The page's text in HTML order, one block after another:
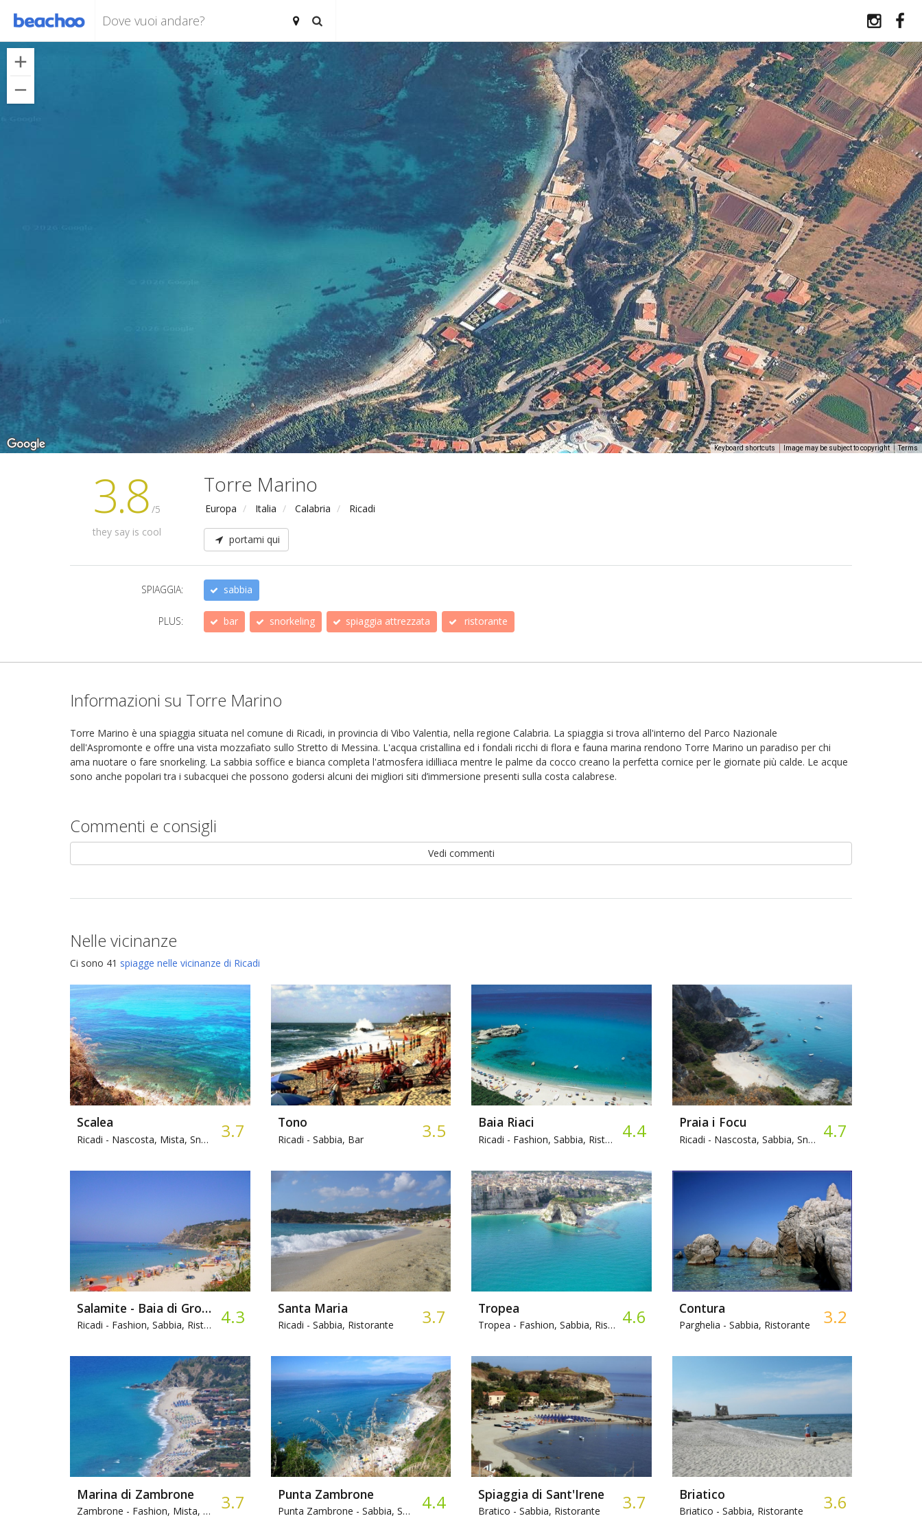
Keyboard shortcuts Image may be subject to copyright Terms
Torre Marino
Europa Italia Calabria Ricadi
portami qui
3.8 /5
they say is cool
SPIAGGIA: sabbia
PLUS: bar snorkeling spiaggia attrezzata ristorante
Informazioni su Torre Marino
Torre Marino è una spiaggia situata nel comune di Ricadi, in provincia di Vibo Valentia, nella regione Calabria. La spiaggia si trova all'interno del Parco Nazionale
dell'Aspromonte e offre una vista mozzafiato sullo Stretto di Messina. L'acqua cristallina ed i fondali ricchi di flora e fauna marina rendono Torre Marino un paradiso per chi
ama nuotare o fare snorkeling. La sabbia soffice e bianca completa l'atmosfera idilliaca mentre le palme da cocco creano la perfetta cornice per le giornate più calde. Le acque
sono anche popolari tra i subacquei che possono godersi alcuni dei migliori siti d’immersione presenti sulla costa calabrese.
Commenti e consigli
Vedi commenti
Nelle vicinanze
Ci sono 41 spiagge nelle vicinanze di Ricadi
Scalea
Ricadi - Nascosta, Mista, Snorkeling 3.7 Tono
Ricadi - Sabbia, Bar 3.5 Baia Riaci
Ricadi - Fashion, Sabbia, Ristorante 4.4 Praia i Focu
Ricadi - Nascosta, Sabbia, Snorkeling 4.7
Salamite - Baia di Grotticelle
Ricadi - Fashion, Sabbia, Ristorante 4.3 Santa Maria
Ricadi - Sabbia, Ristorante 3.7 Tropea
Tropea - Fashion, Sabbia, Ristorante 4.6 Contura
Parghelia - Sabbia, Ristorante 3.2
Marina di Zambrone
Zambrone - Fashion, Mista, Ristorante 3.7 Punta Zambrone
Punta Zambrone - Sabbia, Snorkeling 4.4 Spiaggia di Sant'Irene
Bratico - Sabbia, Ristorante 3.7 Briatico
Briatico - Sabbia, Ristorante 3.6